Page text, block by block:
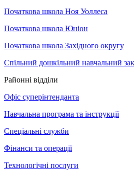
Початкова школа Ноя Уоллеса
Початкова школа Юніон
Початкова школа Західного округу
Спільний дошкільний навчальний
Районні відділи
Офіс суперінтенданта
Навчальна програма та інструкції
Спеціальні служби
Фінанси та операції
Технологічні послуги